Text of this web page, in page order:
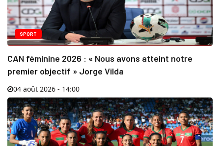
SPORT
CAN féminine 2026 : « Nous avons atteint notre
premier objectif » Jorge Vilda
04 août 2026 - 14:00